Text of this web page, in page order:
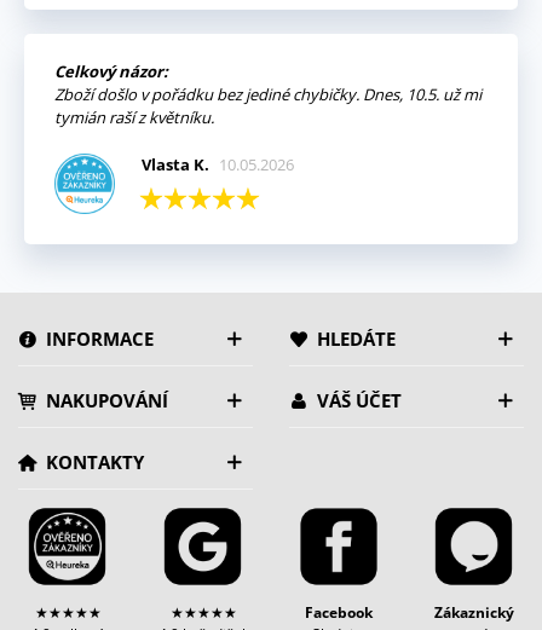
Celkový názor:
Zboží došlo v pořádku bez jediné chybičky. Dnes, 10.5. už mi
tymián raší z květníku.
Vlasta K. 10.05.2026
INFORMACE HLEDÁTE
NAKUPOVÁNÍ VÁŠ ÚČET
KONTAKTY
★★★★★
★★★★★
Facebook
Zákaznický